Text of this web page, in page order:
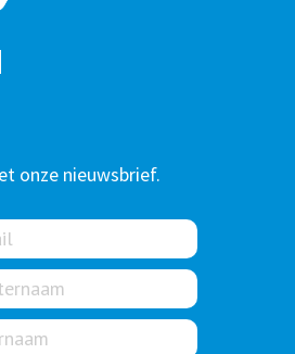
onze nieuwsbrief.